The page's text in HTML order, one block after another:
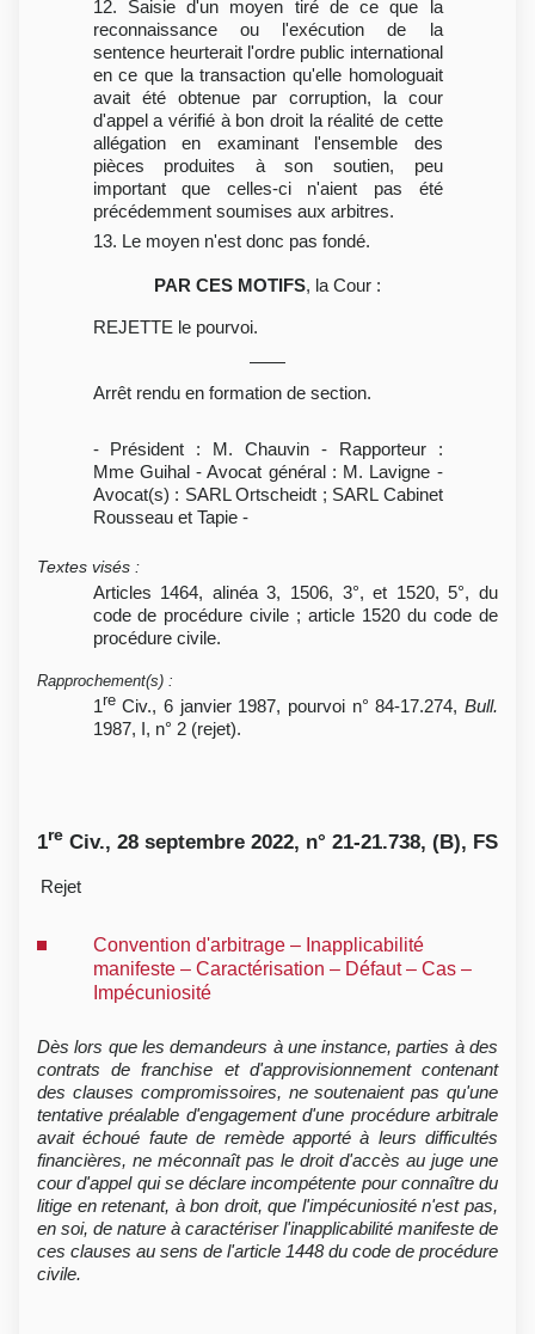
12. Saisie d'un moyen tiré de ce que la
reconnaissance ou l'exécution de la
sentence heurterait l'ordre public international
en ce que la transaction qu'elle homologuait
avait été obtenue par corruption, la cour
d'appel a vérifié à bon droit la réalité de cette
allégation en examinant l'ensemble des
pièces produites à son soutien, peu
important que celles-ci n'aient pas été
précédemment soumises aux arbitres.
13. Le moyen n'est donc pas fondé.
PAR CES MOTIFS, la Cour :
REJETTE le pourvoi.
Arrêt rendu en formation de section.
- Président : M. Chauvin - Rapporteur :
Mme Guihal - Avocat général : M. Lavigne -
Avocat(s) : SARL Ortscheidt ; SARL Cabinet
Rousseau et Tapie -
Textes visés :
Articles 1464, alinéa 3, 1506, 3°, et 1520, 5°, du
code de procédure civile ; article 1520 du code de
procédure civile.
Rapprochement(s) :
1reCiv., 6 janvier 1987, pourvoi n° 84-17.274, Bull.
1987, I, n° 2 (rejet).
1re Civ., 28 septembre 2022, n° 21-21.738, (B), FS
Rejet
Convention d'arbitrage – Inapplicabilité
manifeste – Caractérisation – Défaut – Cas –
Impécuniosité
Dès lors que les demandeurs à une instance, parties à des
contrats de franchise et d'approvisionnement contenant
des clauses compromissoires, ne soutenaient pas qu'une
tentative préalable d'engagement d'une procédure arbitrale
avait échoué faute de remède apporté à leurs difficultés
financières, ne méconnaît pas le droit d'accès au juge une
cour d'appel qui se déclare incompétente pour connaître du
litige en retenant, à bon droit, que l'impécuniosité n'est pas,
en soi, de nature à caractériser l'inapplicabilité manifeste de
ces clauses au sens de l'article 1448 du code de procédure
civile.